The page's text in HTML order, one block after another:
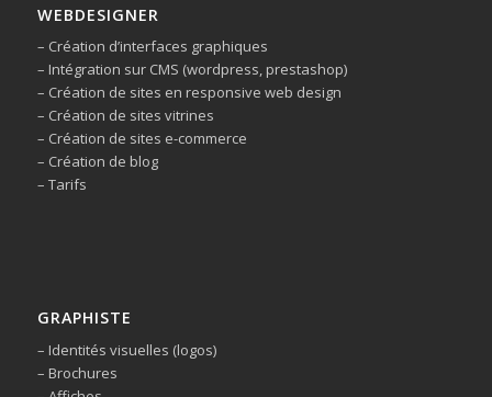
WEBDESIGNER
– Création d’interfaces graphiques
– Intégration sur CMS (wordpress, prestashop)
– Création de sites en responsive web design
– Création de sites vitrines
– Création de sites e-commerce
– Création de blog
– Tarifs
GRAPHISTE
– Identités visuelles (logos)
– Brochures